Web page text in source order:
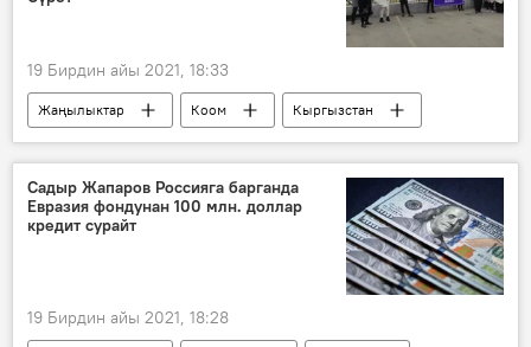
19 Бирдин айы 2021, 18:33
Жаңылыктар Коом
Кыргызстан
Райымбек Матраимов
митинг
Садыр Жапаров Россияга барганда
Евразия фондунан 100 млн. доллар
кредит сурайт
19 Бирдин айы 2021, 18:28